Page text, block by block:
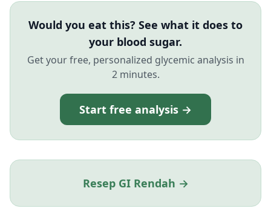
Would you eat this? See what it does to
your blood sugar.
Get your free, personalized glycemic analysis in
2 minutes.
Start free analysis →
Resep GI Rendah →